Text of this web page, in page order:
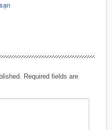
Required fields are